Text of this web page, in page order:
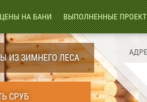
НА БАНИ ВЫПОЛНЕННЫЕ
ИЗ ЗИМНЕГО ЛЕСА
СРУБ